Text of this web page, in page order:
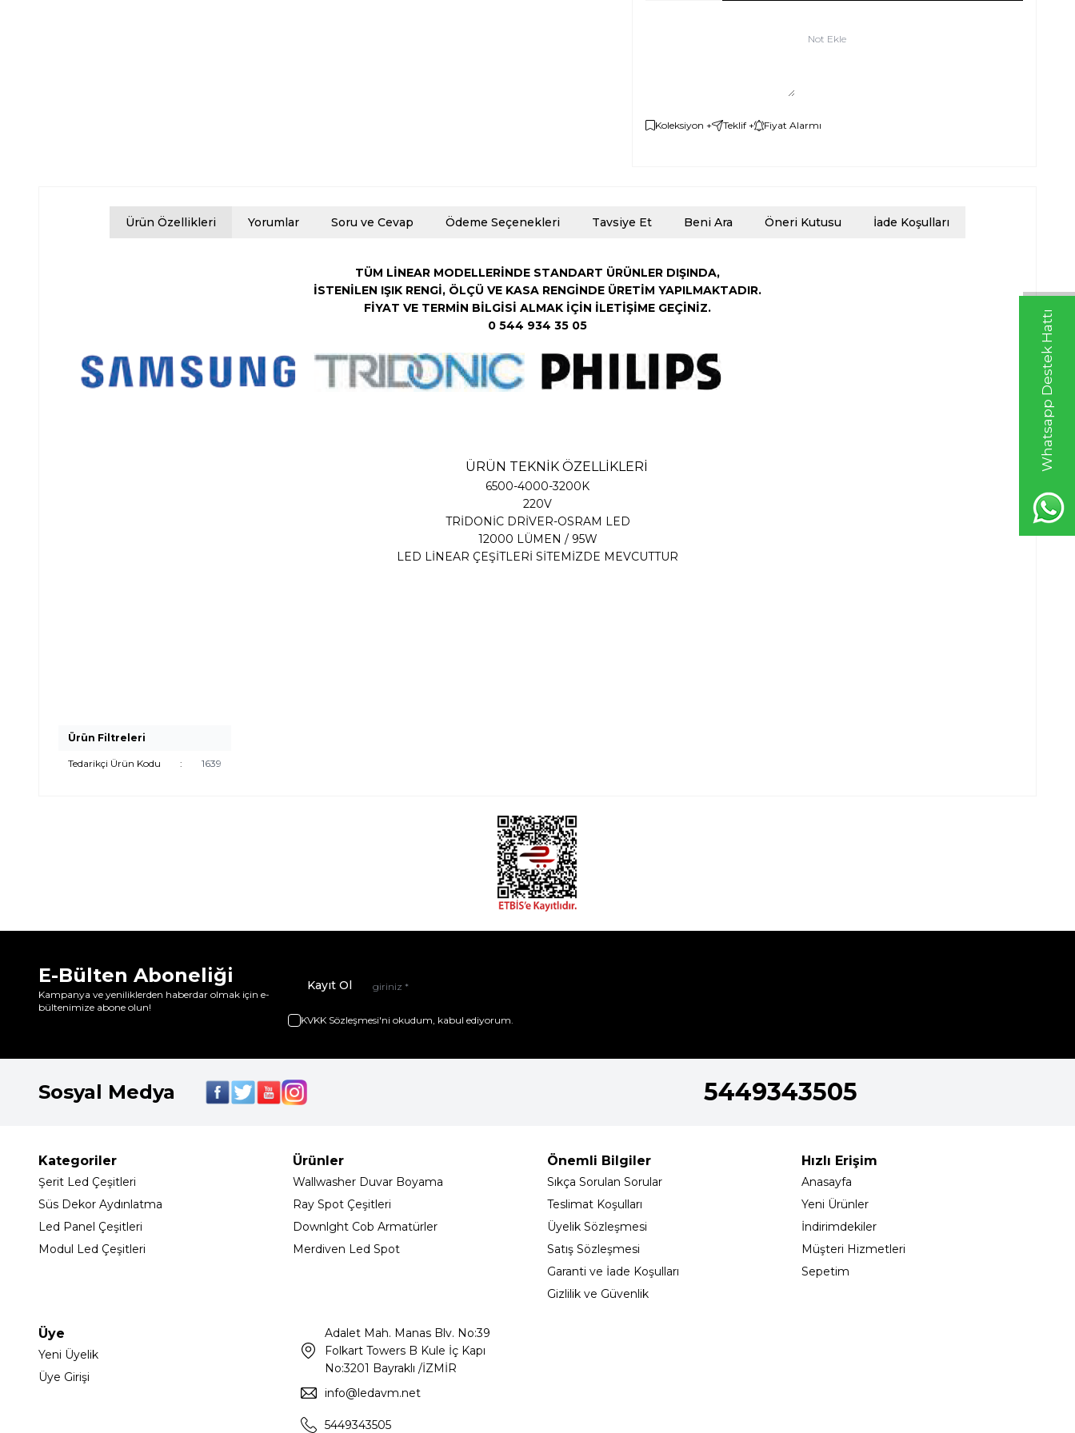
Whatsapp Destek Hattı
Not Ekle
Koleksiyon + Teklif + Fiyat Alarmı
Ürün Özellikleri Yorumlar Soru ve Cevap Ödeme Seçenekleri Tavsiye Et Beni Ara Öneri Kutusu İade Koşulları
TÜM LİNEAR MODELLERİNDE STANDART ÜRÜNLER DIŞINDA,
İSTENİLEN IŞIK RENGİ, ÖLÇÜ VE KASA RENGİNDE ÜRETİM YAPILMAKTADIR.
FİYAT VE TERMİN BİLGİSİ ALMAK İÇİN İLETİŞİME GEÇİNİZ.
0 544 934 35 05
ÜRÜN TEKNİK ÖZELLİKLERİ
6500-4000-3200K
220V
TRİDONİC DRİVER-OSRAM LED
12000 LÜMEN / 95W
LED LİNEAR ÇEŞİTLERİ SİTEMİZDE MEVCUTTUR
Ürün Filtreleri
Tedarikçi Ürün Kodu : 1639
E-Bülten Aboneliği
Kampanya ve yeniliklerden haberdar olmak için e-
bültenimize abone olun!
Kayıt Ol
KVKK Sözleşmesi'ni okudum, kabul ediyorum.
Sosyal Medya 5449343505
Kategoriler
Şerit Led Çeşitleri
Süs Dekor Aydınlatma
Led Panel Çeşitleri
Modul Led Çeşitleri
Ürünler
Wallwasher Duvar Boyama
Ray Spot Çeşitleri
Downlght Cob Armatürler
Merdiven Led Spot
Önemli Bilgiler
Sıkça Sorulan Sorular
Teslimat Koşulları
Üyelik Sözleşmesi
Satış Sözleşmesi
Garanti ve İade Koşulları
Gizlilik ve Güvenlik
Hızlı Erişim
Anasayfa
Yeni Ürünler
İndirimdekiler
Müşteri Hizmetleri
Sepetim
Üye
Yeni Üyelik
Üye Girişi
Adalet Mah. Manas Blv. No:39
Folkart Towers B Kule İç Kapı
No:3201 Bayraklı /İZMİR
info@ledavm.net
5449343505